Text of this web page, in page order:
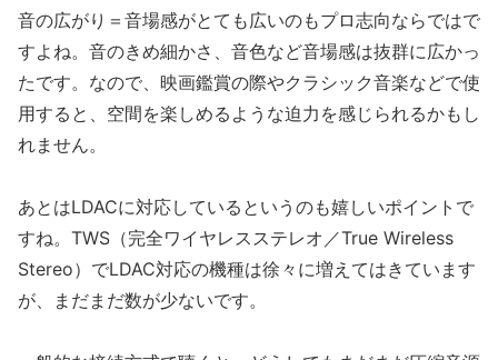
音の広がり＝音場感がとても広いのもプロ志向ならではで
すよね。音のきめ細かさ、音色など音場感は抜群に広かっ
たです。なので、映画鑑賞の際やクラシック音楽などで使
用すると、空間を楽しめるような迫力を感じられるかもし
れません。
あとはLDACに対応しているというのも嬉しいポイントで
すね。TWS（完全ワイヤレスステレオ／True Wireless
Stereo）でLDAC対応の機種は徐々に増えてはきています
が、まだまだ数が少ないです。